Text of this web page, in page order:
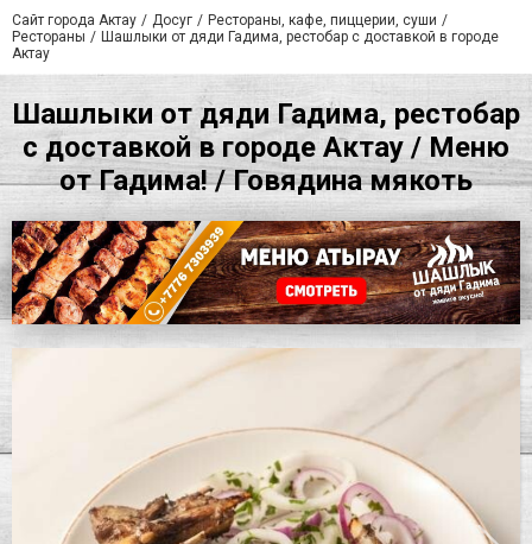
Сайт города Актау Досуг
Рестораны, кафе, пиццерии, суши
Рестораны
Шашлыки от дяди Гадима, рестобар с доставкой в городе
Актау
Шашлыки от дяди Гадима, рестобар
с доставкой в городе Актау / Меню
от Гадима! / Говядина мякоть